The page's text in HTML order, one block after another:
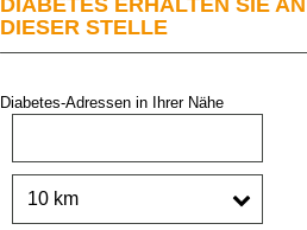
DIABETES ERHALTEN SIE AN
DIESER STELLE
Diabetes-Adressen in Ihrer Nähe